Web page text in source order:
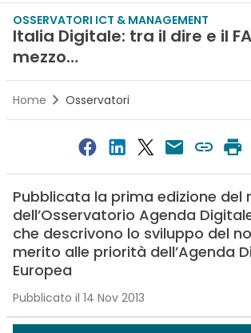
OSSERVATORI ICT & MANAGEMENT
Italia Digitale: tra il dire e il
mezzo…
Home Osservatori
Pubblicata la prima edizione del
dell’Osservatorio Agenda
che descrivono lo sviluppo del
merito alle priorità dell’Agenda
Europea
Pubblicato il 14 Nov 2013